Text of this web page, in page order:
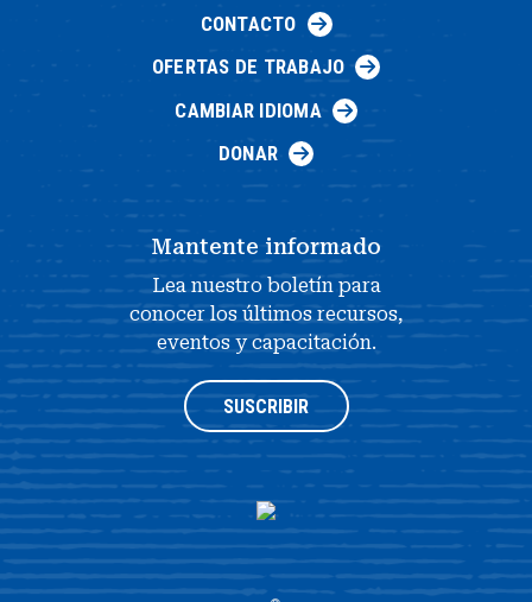
CONTACTO
OFERTAS DE TRABAJO
CAMBIAR IDIOMA
DONAR
Mantente informado
Lea nuestro boletín para
conocer los últimos recursos,
eventos y capacitación.
SUSCRIBIR